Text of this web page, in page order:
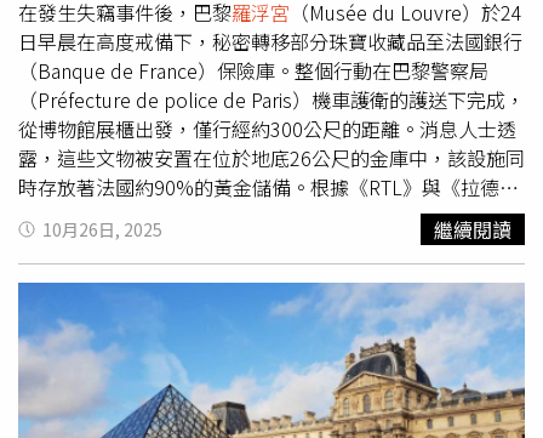
地發現竊賊的到來，這是我們的失敗。」案情在23日首次出
現重大突破。法國警方在竊賊逃離時遺留的安全帽和手套上
發現DNA痕跡，調查人員立刻展開積極分析比對，藉此鎖定
嫌疑人。另一方面，羅浮宮 則在24日早晨，將部分珠寶收藏
品秘密轉移至法國銀行（Banque de France）位於地下26
公尺深處的保險庫中。
在發生失竊事件後，巴黎羅浮宮 （Musée du Louvre）於24
日早晨在高度戒備下，秘密轉移部分珠寶收藏品至法國銀行
（Banque de France）保險庫。整個行動在巴黎警察局
（Préfecture de police de Paris）機車護衛的護送下完成，
從博物館展櫃出發，僅行經約300公尺的距離。消息人士透
露，這些文物被安置在位於地底26公尺的金庫中，該設施同
時存放著法國約90%的黃金儲備。根據《RTL》與《拉德佩
什報》（La Dépêche）報導，轉移行動發生在
羅浮宮阿波
羅長廊（Galerie d’Apollon）遭竊五天後。10月19日，四
名歹徒利用停在窗下的升降貨車闖入博物館，成功完成這起
大膽的珠寶搶案。為防止再度發生類似事件，國家與館方採
取「零風險」策略，在尚未完成安全系統漏洞評估前，先行
撤離部分高價珠寶。報導中指出，這批被轉移的藏品包括展
於阿波羅長廊的「王室珠寶」（Bijoux de la Couronne）及
博物館內其他展區的珍貴首飾。法國銀行與羅浮宮皆拒絕對
10月26日, 2025 繼續閱讀